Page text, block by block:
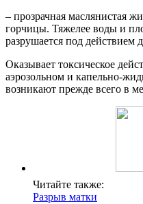
– прозрачная маслянистая
горчицы. Тяжелее воды и
разрушается под действием
Оказывает токсическое
аэрозольном и капельно-
возникают прежде всего в
Читайте также:
Разрыв матки